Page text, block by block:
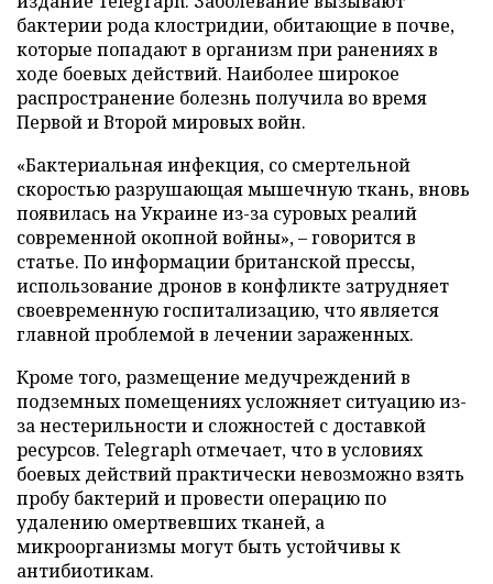
бактерии рода клостридии, обитающие в почве,
которые попадают в организм при ранениях в
ходе боевых действий. Наиболее широкое
распространение болезнь получила во время
Первой и Второй мировых войн.
«Бактериальная инфекция, со смертельной
скоростью разрушающая мышечную ткань, вновь
появилась на Украине из-за суровых реалий
современной окопной войны», – говорится в
статье. По информации британской прессы,
использование дронов в конфликте затрудняет
своевременную госпитализацию, что является
главной проблемой в лечении зараженных.
Кроме того, размещение медучреждений в
подземных помещениях усложняет ситуацию из-
за нестерильности и сложностей с доставкой
ресурсов. Telegraph отмечает, что в условиях
боевых действий практически невозможно взять
пробу бактерий и провести операцию по
удалению омертвевших тканей, а
микроорганизмы могут быть устойчивы к
антибиотикам.